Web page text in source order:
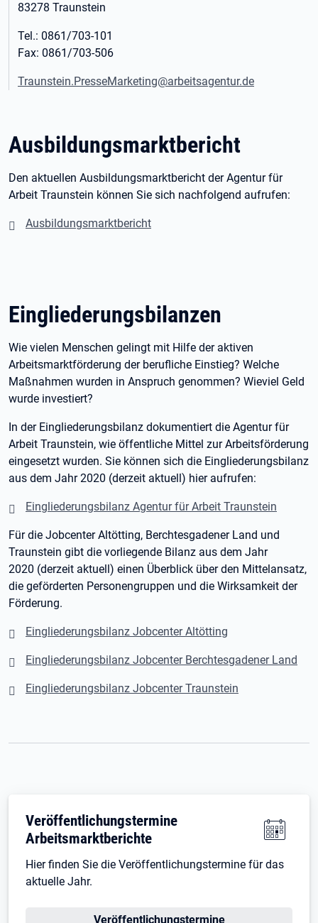
83278 Traunstein
Tel.: 0861/703-101
Fax: 0861/703-506
Traunstein.PresseMarketing@arbeitsagentur.de
Ausbildungsmarktbericht
Den aktuellen Ausbildungsmarktbericht der Agentur für
Arbeit Traunstein können Sie sich nachfolgend aufrufen:
Ausbildungsmarktbericht
Eingliederungsbilanzen
Wie vielen Menschen gelingt mit Hilfe der aktiven
Arbeitsmarktförderung der berufliche Einstieg? Welche
Maßnahmen wurden in Anspruch genommen? Wieviel Geld
wurde investiert?
In der Eingliederungsbilanz dokumentiert die Agentur für
Arbeit Traunstein, wie öffentliche Mittel zur Arbeitsförderung
eingesetzt wurden. Sie können sich die Eingliederungsbilanz
aus dem Jahr 2020 (derzeit aktuell) hier aufrufen:
Eingliederungsbilanz Agentur für Arbeit Traunstein
Für die Jobcenter Altötting, Berchtesgadener Land und
Traunstein gibt die vorliegende Bilanz aus dem Jahr
2020 (derzeit aktuell) einen Überblick über den Mittelansatz,
die geförderten Personengruppen und die Wirksamkeit der
Förderung.
Eingliederungsbilanz Jobcenter Altötting
Eingliederungsbilanz Jobcenter Berchtesgadener Land
Eingliederungsbilanz Jobcenter Traunstein
Veröffentlichungstermine
Arbeitsmarktberichte
Hier finden Sie die Veröffentlichungstermine für das
aktuelle Jahr.
Öffnet in neuem Tab
Veröffentlichungstermine